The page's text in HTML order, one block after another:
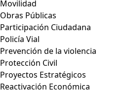
Movilidad
Obras Públicas
Participación Ciudadana
Policía Vial
Prevención de la violencia
Protección Civil
Proyectos Estratégicos
Reactivación Económica